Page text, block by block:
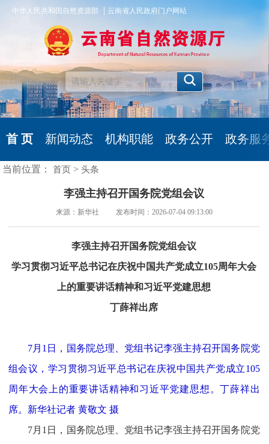
中华人民共和国自然资源部 |云南省人民政府门户网站
首 页 新闻动态 机构职能 政务公开 政务服
当前位置：首页 > 头条
李强主持召开国务院党组会议
来源：新华社 发布时间：2026-07-04 09:13:00
李强主持召开国务院党组会议
学习贯彻习近平总书记在庆祝中国共产党成立105周年大会
上的重要讲话精神和习近平党建思想
丁薛祥出席
7月1日，国务院总理、党组书记李强主持召开国务院党
组会议，学习贯彻习近平总书记在庆祝中国共产党成立105
周年大会上的重要讲话精神和习近平党建思想。丁薛祥出
席。新华社记者 黄敬文 摄
7月1日，国务院总理、党组书记李强主持召开国务院党